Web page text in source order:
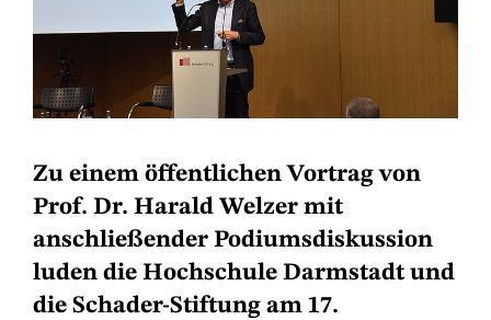
Zu einem öffentlichen Vortrag von
Prof. Dr. Harald Welzer mit
anschließender Podiumsdiskussion
luden die Hochschule Darmstadt und
die Schader-Stiftung am 17.